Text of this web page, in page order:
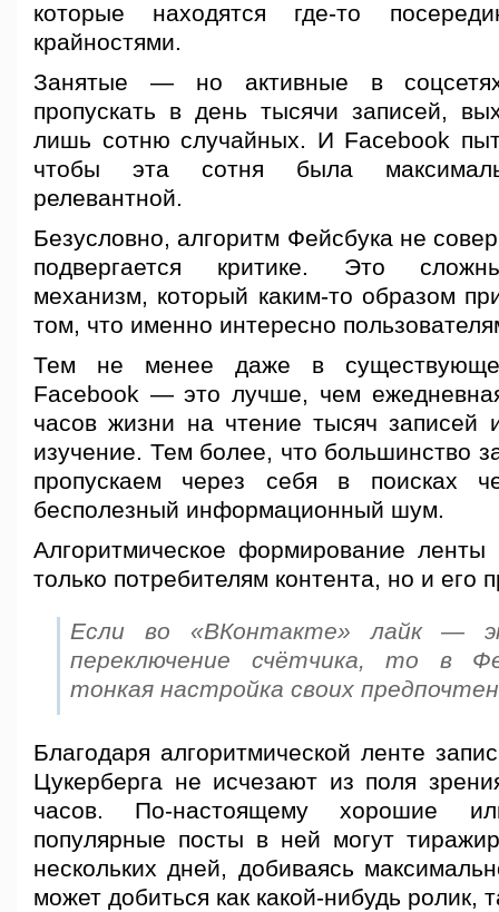
которые находятся где-то
крайностями.
Занятые — но активные в
пропускать в день тысячи записей,
лишь сотню случайных. И Facebook
чтобы эта сотня была
релевантной.
Безусловно, алгоритм Фейсбука не
подвергается критике. Это
механизм, который каким-то образом
том, что именно интересно
Тем не менее даже в
Facebook — это лучше, чем
часов жизни на чтение тысяч записей
изучение. Тем более, что большинство
пропускаем через себя в поисках
бесполезный информационный шум.
Алгоритмическое формирование
только потребителям контента, но и его
Если во «ВКонтакте» лайк —
переключение счётчика, то в
тонкая настройка своих
Благодаря алгоритмической ленте
Цукерберга не исчезают из поля
часов. По-настоящему хорошие
популярные посты в ней могут
нескольких дней, добиваясь
может добиться как какой-нибудь ролик,